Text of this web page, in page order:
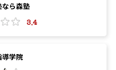
ら森塾
3.4
学院